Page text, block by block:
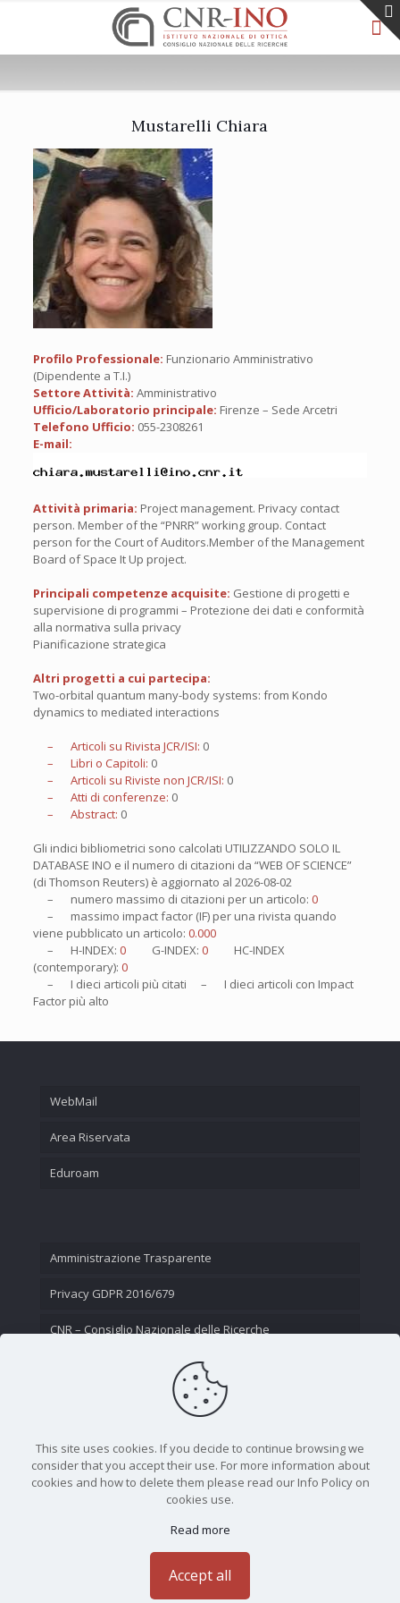
Mustarelli Chiara
Profilo Professionale: Funzionario Amministrativo
(Dipendente a T.I.)
Settore Attività: Amministrativo
Ufficio/Laboratorio principale: Firenze – Sede Arcetri
Telefono Ufficio: 055-2308261
E-mail:
Attività primaria: Project management. Privacy contact
person. Member of the “PNRR” working group. Contact
person for the Court of Auditors.Member of the Management
Board of Space It Up project.
Principali competenze acquisite: Gestione di progetti e
supervisione di programmi – Protezione dei dati e conformità
alla normativa sulla privacy
Pianificazione strategica
Altri progetti a cui partecipa:
Two-orbital quantum many-body systems: from Kondo
dynamics to mediated interactions
– Articoli su Rivista JCR/ISI: 0
– Libri o Capitoli: 0
– Articoli su Riviste non JCR/ISI: 0
– Atti di conferenze: 0
– Abstract: 0
Gli indici bibliometrici sono calcolati UTILIZZANDO SOLO IL
DATABASE INO e il numero di citazioni da “WEB OF SCIENCE”
(di Thomson Reuters) è aggiornato al 2026-08-02
– numero massimo di citazioni per un articolo: 0
– massimo impact factor (IF) per una rivista quando
viene pubblicato un articolo: 0.000
– H-INDEX: 0 G-INDEX: 0
HC-INDEX
(contemporary): 0
– I dieci articoli più citati – I dieci articoli con Impact
Factor più alto
WebMail
Area Riservata
Eduroam
Amministrazione Trasparente
Privacy GDPR 2016/679
CNR – Consiglio Nazionale delle Ricerche
This site uses cookies. If you decide to continue browsing we
consider that you accept their use. For more information about
cookies and how to delete them please read our Info Policy on
cookies use.
Read more
Accept all